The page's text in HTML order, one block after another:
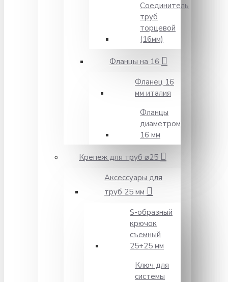
Соединитель
труб
торцевой
(16мм)
Фланцы на 16
Фланец 16
мм италия
Фланцы
диаметром
16 мм
Крепеж для труб ⌀25
Аксессуары для
труб 25 мм
S-образный
крючок
съемный
25+25 мм
Ключ для
системы